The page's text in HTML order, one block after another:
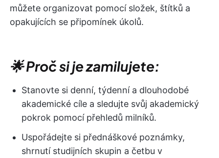
můžete organizovat pomocí složek, štítků a
opakujících se připomínek úkolů.
🌟 Proč si je zamilujete:
Stanovte si denní, týdenní a dlouhodobé
akademické cíle a sledujte svůj akademický
pokrok pomocí přehledů milníků.
Uspořádejte si přednáškové poznámky,
shrnutí studijních skupin a četbu v